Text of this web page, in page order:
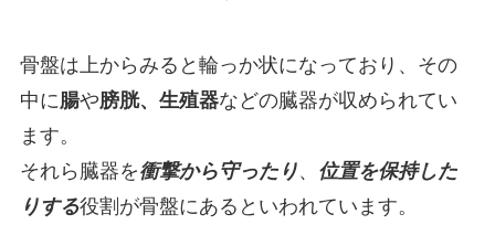
骨盤は上からみると輪っか状になっており、その
中に腸や膀胱、生殖器などの臓器が収められてい
ます。
それら臓器を衝撃から守ったり、 位置を保持した
りする役割が骨盤にあるといわれています。